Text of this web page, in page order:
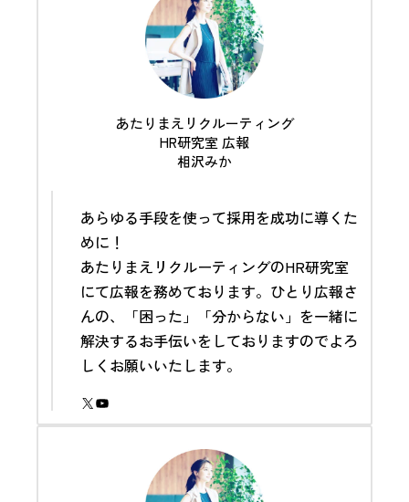
あたりまえリクルーティング
HR研究室 広報
相沢みか
あらゆる手段を使って採用を成功に導くた
めに！
あたりまえリクルーティングのHR研究室
にて広報を務めております。ひとり広報さ
んの、「困った」「分からない」を一緒に
解決するお手伝いをしておりますのでよろ
しくお願いいたします。
X YouTube